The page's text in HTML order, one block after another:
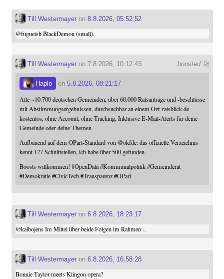
Till Westermayeron 8.8.2026, 05:52:52
@fugueishBlackDemon (small).
boosted 🚀
Till Westermayeron 7.8.2026, 10:12:43
Haplo on 5.8.2026, 08:21:17
Alle ~10.700 deutschen Gemeinden, über 60.000 Ratsanträge und -beschlüsse
mit Abstimmungsergebnissen, durchsuchbar an einem Ort: ratsblick.de -
kostenlos, ohne Account, ohne Tracking, Inklusive E-Mail-Alerts für deine
Gemeinde oder deine Themen
Aufbauend auf dem OParl-Standard von @okfde: das offizielle Verzeichnis
kennt 127 Schnittstellen, ich habe über 500 gefunden.
Boosts willkommen! #OpenData #Kommunalpolitik #Gemeinderat
#Demokratie #CivicTech #Transparenz #OParl
Till Westermayeron 6.8.2026, 18:23:17
@kaibojensIm Mittel über beide Folgen im Rahmen ...
Till Westermayeron 6.8.2026, 16:58:28
Bonnie Taylor meets Klingon opera?